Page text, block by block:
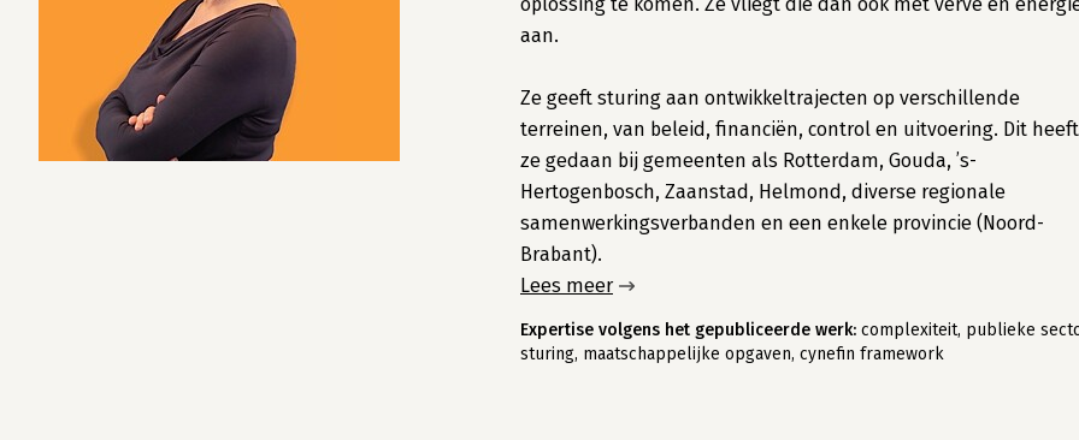
aan.
Ze geeft sturing aan ontwikkeltrajecten op verschillende
terreinen, van beleid, financiën, control en uitvoering. Dit heeft
ze gedaan bij gemeenten als Rotterdam, Gouda, ’s-
Hertogenbosch, Zaanstad, Helmond, diverse regionale
samenwerkingsverbanden en een enkele provincie (Noord-
Brabant).
Lees meer
Expertise volgens het gepubliceerde werk: complexiteit, publieke
sturing, maatschappelijke opgaven, cynefin framework